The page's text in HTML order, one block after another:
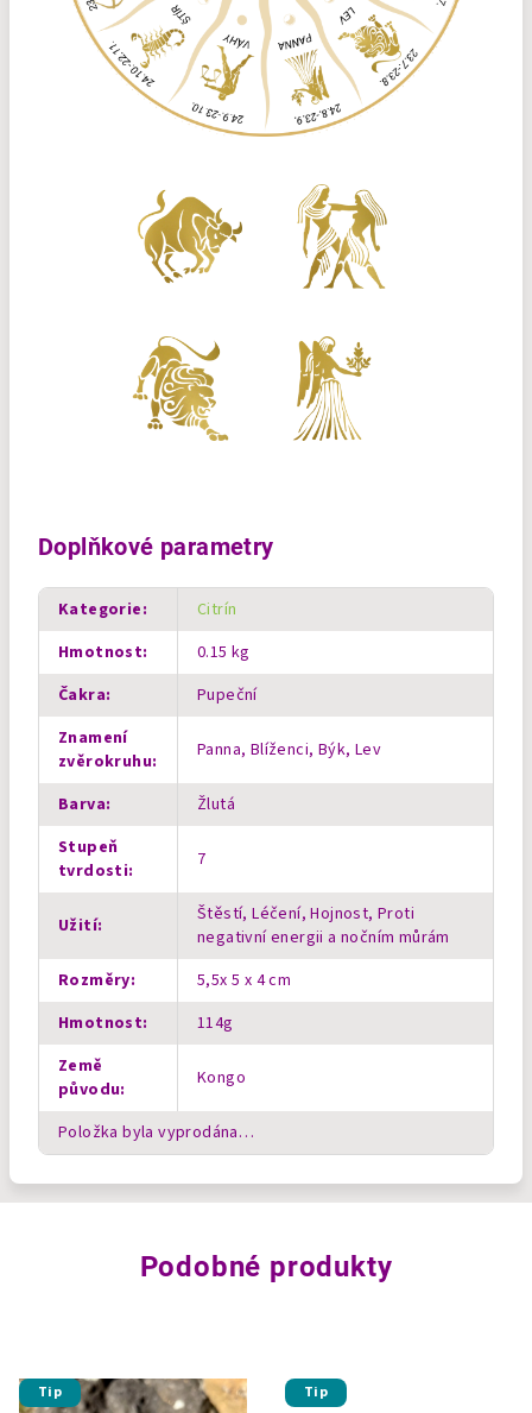
Doplňkové parametry
Kategorie:
Citrín
Hmotnost:
0.15 kg
Čakra:
Pupeční
Znamení
zvěrokruhu: Panna, Blíženci, Býk, Lev
Barva:
Žlutá
Stupeň
tvrdosti: 7
Užití:
Štěstí, Léčení, Hojnost, Proti
negativní energii a nočním můrám
Rozměry:
5,5x 5 x 4 cm
Hmotnost:
114g
Země
původu: Kongo
Položka byla vyprodána…
Podobné produkty
Tip Tip